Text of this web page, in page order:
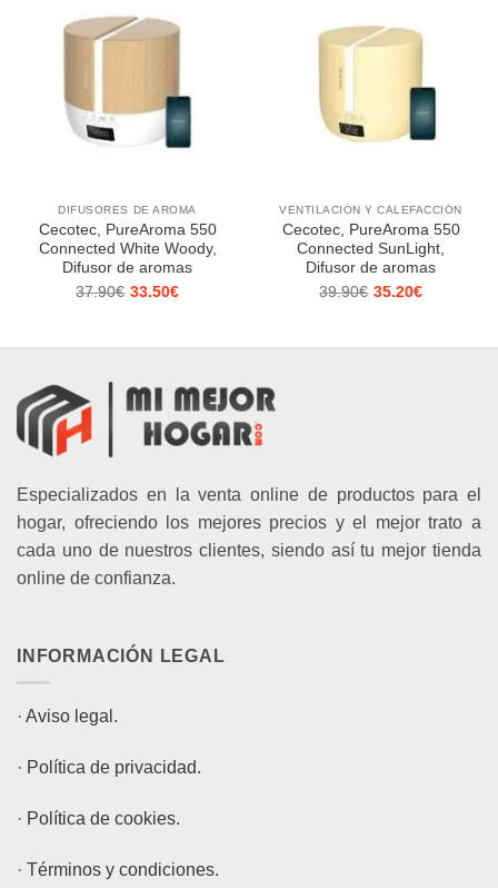
DIFUSORES DE AROMA
Cecotec, PureAroma 550
Connected White Woody,
Difusor de aromas
37.90€
El
33.50€
El
VENTILACIÓN Y CALEFACCIÓN
Cecotec, PureAroma 550
Connected SunLight,
Difusor de aromas
39.90€
El
35.20€
El
Especializados en la venta online de productos para el
hogar, ofreciendo los mejores precios y el mejor trato a
cada uno de nuestros clientes, siendo así tu mejor tienda
online de confianza.
INFORMACIÓN LEGAL
· Aviso legal.
· Política de privacidad.
· Política de cookies.
· Términos y condiciones.